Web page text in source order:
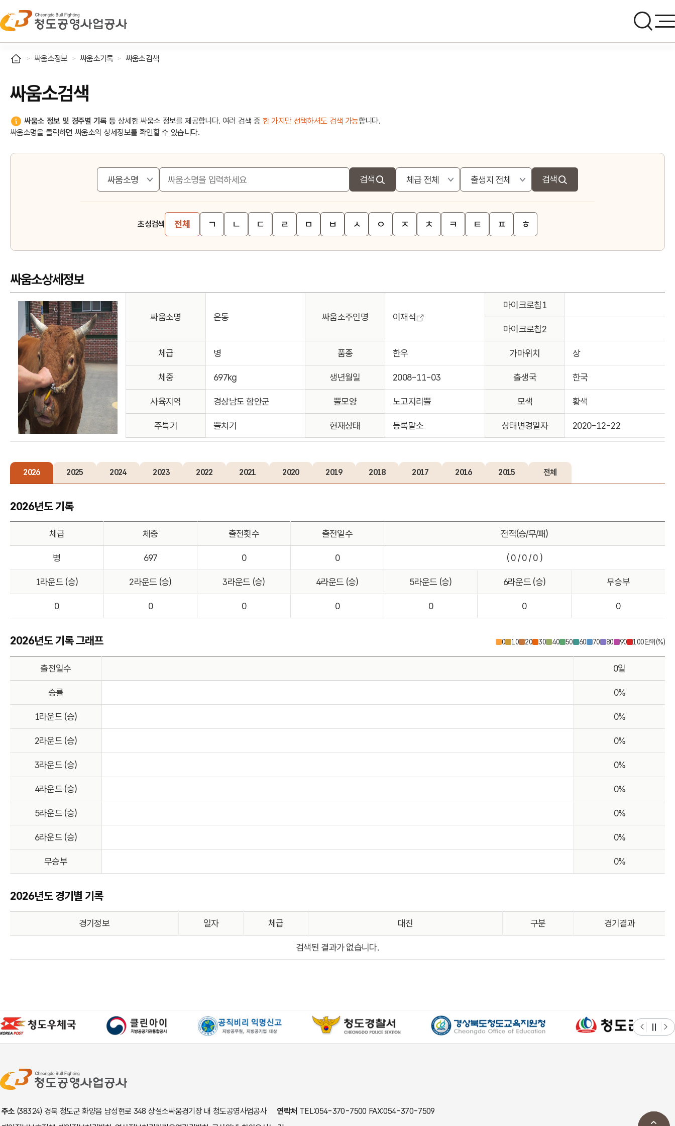
싸움소정보 싸움소기록 싸움소검색
싸움소검색
싸움소 정보 및 경주별 기록 등 상세한 싸움소 정보를 제공합니다. 여러 검색 중 한 가지만 선택하셔도 검색 가능합니다.
싸움소명을 클릭하면 싸움소의 상세정보를 확인할 수 있습니다.
검색 검색
초성검색 전체 ㄱ ㄴ ㄷ ㄹ ㅁ ㅂ ㅅ ㅇ ㅈ ㅊ ㅋ ㅌ ㅍ ㅎ
싸움소상세정보
싸움소명 은동 싸움소주인명 이재석
마이크로칩1
마이크로칩2
체급 병 품종 한우 가마위치 상
체중 697kg 생년월일 2008-11-03 출생국 한국
사육지역 경상남도 함안군 뿔모양 노고지리뿔 모색 황색
주특기 뿔치기 현재상태 등록말소 상태변경일자 2020-12-22
2026 2025 2024 2023 2022 2021 2020 2019 2018 2017 2016 2015 전체
2026년도 기록
체급 체중 출전횟수 출전일수 전적(승/무/패)
병 697 0 0 ( 0 / 0 / 0 )
1라운드 (승) 2라운드 (승) 3라운드 (승) 4라운드 (승) 5라운드 (승) 6라운드 (승) 무승부
0 0 0 0 0 0 0
2026년도 기록 그래프 0 10 20 30 40 50 60 70 80 90 100단위(%)
출전일수 0일
승률 0%
1라운드 (승) 0%
2라운드 (승) 0%
3라운드 (승) 0%
4라운드 (승) 0%
5라운드 (승) 0%
6라운드 (승) 0%
무승부 0%
2026년도 경기별 기록
경기정보 일자 체급 대진 구분 경기결과
검색된 결과가 없습니다.
주소 (38324) 경북 청도군 화양읍 남성현로 348 상설소싸움경기장 내 청도공영사업공사 연락처 TEL:054-370-7500 FAX:054-370-7509